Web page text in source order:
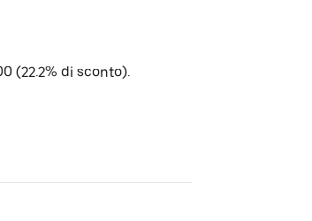
(22.2% di sconto).